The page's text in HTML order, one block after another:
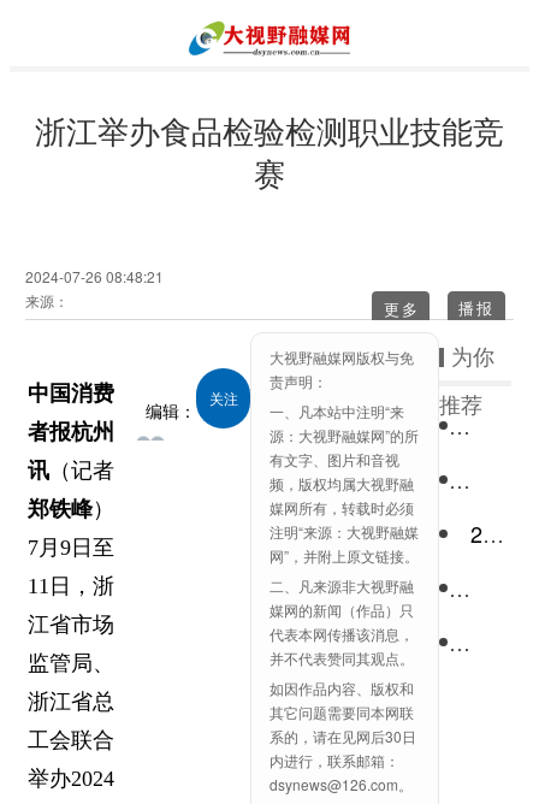
浙江举办食品检验检测职业技能竞
赛
2024-07-26 08:48:21
来源：
更多
中国消费
者报杭州
讯 （记者
郑铁峰）
7月9日至
11日，浙
江省市场
监管局、
浙江省总
工会联合
举办2024
编辑：
关注
大视
大视野融媒网版权与免
责声明：
一、凡本站中注明“来
源：大视野融媒网”的所
有文字、图片和音视
频，版权均属大视野融
媒网所有，转载时必须
注明“来源：大视野融媒
网”，并附上原文链接。
二、凡来源非大视野融
媒网的新闻（作品）只
代表本网传播该消息，
并不代表赞同其观点。
如因作品内容、版权和
其它问题需要同本网联
系的，请在见网后30日
内进行，联系邮箱：
dsynews@126.com。
为你
推荐
快手
2022中国国民心理健康报告：青少年抑郁风险高于成年